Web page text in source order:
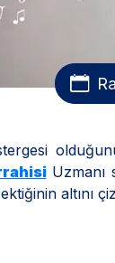
Uzmanı
altını